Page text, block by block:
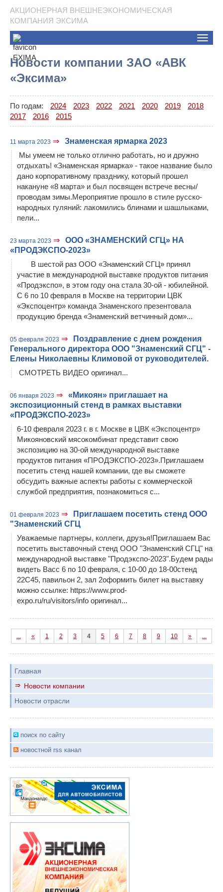
АКЦИОНЕРНАЯ ВНЕШНЕЭКОНОМИЧЕСКАЯ
КОМПАНИЯ ЭКСИМА
Toggle
Новости компании ЗАО «АВК
«Эксима»
По годам: 2024 2023 2022 2021 2020 2019
2018
2017
2016 2015
11 марта 2023 ⇒
Знаменская ярмарка 2023
Мы умеем не только отлично работать, но и дружно
отдыхать! «Знаменская ярмарка» - такое название было
дано корпоративному празднику, который прошел
накануне «8 марта» и был посвящен встрече весны/
проводам зимы.Мероприятие прошло в стиле русско-
народных гуляний: лакомились блинами и шашлыками,
пели...
23 марта 2023 ⇒
ООО «ЗНАМЕНСКИЙ СГЦ» НА
«ПРОДЭКСПО-2023»
В шестой раз ООО «Знаменский СГЦ» принял
участие в международной выставке продуктов питания
«Продэкспо», в этом году она стала 30-ой - юбилейной.
С 6 по 10 февраля в Москве на территории ЦВК
«Экспоцентр» команда Знаменского презентовала
продукцию бренда «Знаменский ветчинный дом»...
05 февраля 2023 ⇒
Поздравление с днем рождения
Генерального директора ООО "Знаменский СГЦ" -
Елены Николаевны Климовой от руководителей.
СМОТРЕТЬ ВИДЕО оригинал...
06 января 2023 ⇒
«Микоян» приглашает на
экспозиционный стенд в рамках выставки
«ПРОДЭКСПО-2023»
6-10 февраля 2023 г. в г. Москве в ЦВК «Экспоцентр»
Микояновский мясокомбинат представит свою
экспозицию на 30-ой международной выставке
продуктов питания «ПРОДЭКСПО-2023».Приглашаем
посетить стенд нашей компании, где вы сможете
обсудить важные аспекты работы с коммерческой
службой предприятия, познакомиться с...
01 февраля 2023 ⇒
Приглашаем посетить стенд ООО
"Знаменский СГЦ
Уважаемые партнеры, коллеги, друзья!Приглашаем Вас
посетить выставочный стенд ООО "Знаменский СГЦ" на
международной выставке "Продэкспо-2023".Будем рады
видеть Васс 6 по 10 февраля, с 10-00 до 18-00стенд
22С45, павильон 2, зал 2оформить билет на выставку
можно ссылке: https://www.prod-
expo.ru/ru/visitors/info оригинал...
... « 1 2 3 4 5 6 7 8 9 10 » ...
Главная
Новости компании
Новости отрасли
поиск по сайту
новостной rss канал